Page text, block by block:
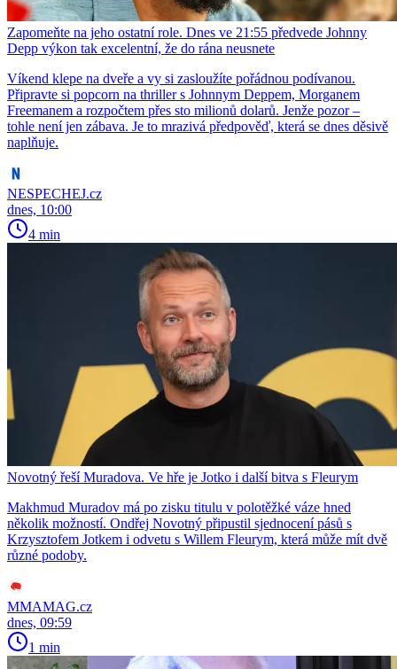
Zapomeňte na jeho ostatní role. Dnes ve 21:55 předvede Johnny
Depp výkon tak excelentní, že do rána neusnete
Víkend klepe na dveře a vy si zasloužíte pořádnou podívanou.
Připravte si popcorn na thriller s Johnnym Deppem, Morganem
Freemanem a rozpočtem přes sto milionů dolarů. Jenže pozor –
tohle není jen zábava. Je to mrazivá předpověď, která se dnes děsivě
naplňuje.
NESPECHEJ.cz
dnes, 10:00
4 min
Novotný řeší Muradova. Ve hře je Jotko i další bitva s Fleurym
Makhmud Muradov má po zisku titulu v polotěžké váze hned
několik možností. Ondřej Novotný připustil sjednocení pásů s
Krzysztofem Jotkem i odvetu s Willem Fleurym, která může mít dvě
různé podoby.
MMAMAG.cz
dnes, 09:59
1 min